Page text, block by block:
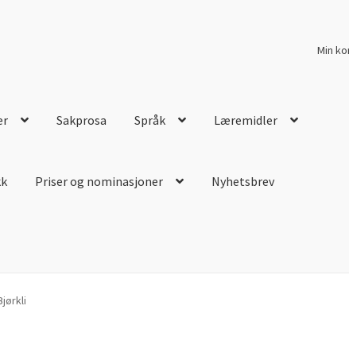
Min
Sakprosa Språk Læremidler
Priser og nominasjoner Nyhetsbrev